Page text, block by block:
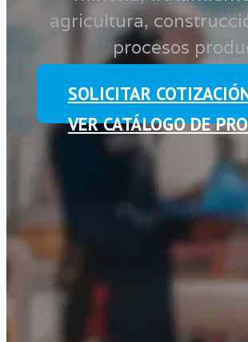
No hay productos
carrito.
agricultura,
procesos
SOLICITAR
VER CATÁLOGO DE